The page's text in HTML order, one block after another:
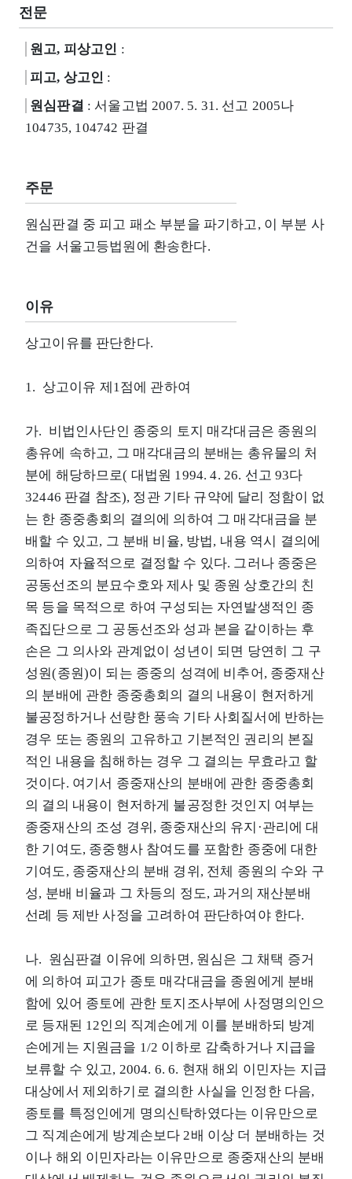
전문
원고, 피상고인 :
피고, 상고인 :
원심판결 : 서울고법 2007. 5. 31. 선고 2005나
104735, 104742 판결
주문
원심판결 중 피고 패소 부분을 파기하고, 이 부분 사
건을 서울고등법원에 환송한다.
이유
상고이유를 판단한다.
1. 상고이유 제1점에 관하여
가. 비법인사단인 종중의 토지 매각대금은 종원의
총유에 속하고, 그 매각대금의 분배는 총유물의 처
분에 해당하므로( 대법원 1994. 4. 26. 선고 93다
32446 판결 참조), 정관 기타 규약에 달리 정함이 없
는 한 종중총회의 결의에 의하여 그 매각대금을 분
배할 수 있고, 그 분배 비율, 방법, 내용 역시 결의에
의하여 자율적으로 결정할 수 있다. 그러나 종중은
공동선조의 분묘수호와 제사 및 종원 상호간의 친
목 등을 목적으로 하여 구성되는 자연발생적인 종
족집단으로 그 공동선조와 성과 본을 같이하는 후
손은 그 의사와 관계없이 성년이 되면 당연히 그 구
성원(종원)이 되는 종중의 성격에 비추어, 종중재산
의 분배에 관한 종중총회의 결의 내용이 현저하게
불공정하거나 선량한 풍속 기타 사회질서에 반하는
경우 또는 종원의 고유하고 기본적인 권리의 본질
적인 내용을 침해하는 경우 그 결의는 무효라고 할
것이다. 여기서 종중재산의 분배에 관한 종중총회
의 결의 내용이 현저하게 불공정한 것인지 여부는
종중재산의 조성 경위, 종중재산의 유지·관리에 대
한 기여도, 종중행사 참여도를 포함한 종중에 대한
기여도, 종중재산의 분배 경위, 전체 종원의 수와 구
성, 분배 비율과 그 차등의 정도, 과거의 재산분배
선례 등 제반 사정을 고려하여 판단하여야 한다.
나. 원심판결 이유에 의하면, 원심은 그 채택 증거
에 의하여 피고가 종토 매각대금을 종원에게 분배
함에 있어 종토에 관한 토지조사부에 사정명의인으
로 등재된 12인의 직계손에게 이를 분배하되 방계
손에게는 지원금을 1/2 이하로 감축하거나 지급을
보류할 수 있고, 2004. 6. 6. 현재 해외 이민자는 지급
대상에서 제외하기로 결의한 사실을 인정한 다음,
종토를 특정인에게 명의신탁하였다는 이유만으로
그 직계손에게 방계손보다 2배 이상 더 분배하는 것
이나 해외 이민자라는 이유만으로 종중재산의 분배